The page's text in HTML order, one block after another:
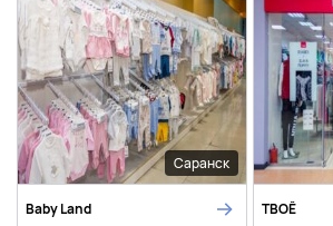
Саранск
Baby Land ТВОЁ